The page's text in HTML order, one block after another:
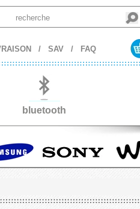
/ SAV / FAQ
bluetooth